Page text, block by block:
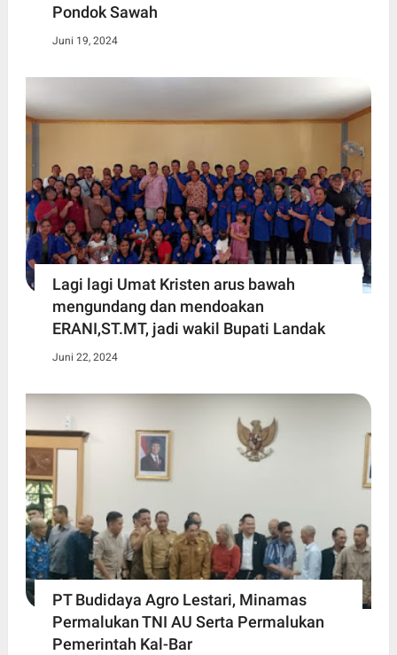
Pondok Sawah
Juni 19, 2024
Lagi lagi Umat Kristen arus bawah
mengundang dan mendoakan
ERANI,ST.MT, jadi wakil Bupati Landak
Juni 22, 2024
PT Budidaya Agro Lestari, Minamas
Permalukan TNI AU Serta Permalukan
Pemerintah Kal-Bar